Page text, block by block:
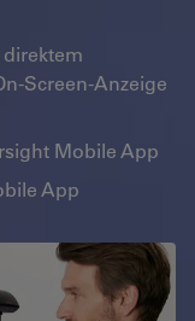
Screen-Anzeige
Mobile App
App